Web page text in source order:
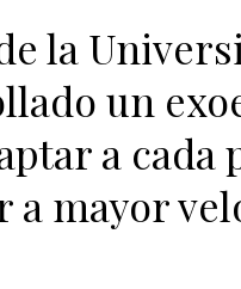
la
un
a
a mayor